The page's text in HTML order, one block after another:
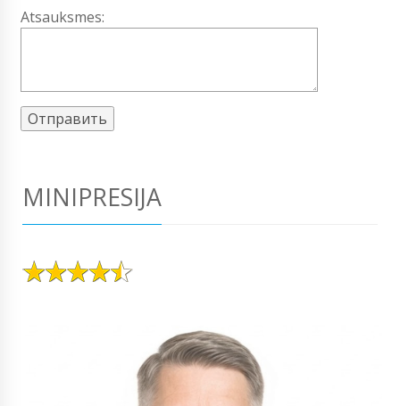
Atsauksmes:
MINIPRESIJA